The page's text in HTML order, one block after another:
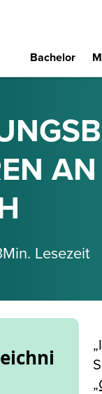
Bachelor
Min. Lesezeit